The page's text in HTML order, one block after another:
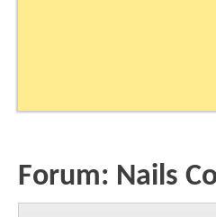
Forum: Nails